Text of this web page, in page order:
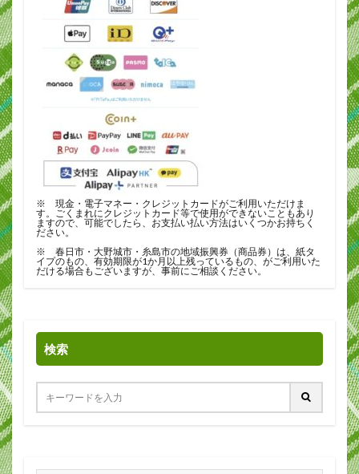
※ 現金・電子マネー・クレジットカードがご利用いただけま
す。ごくまれにクレジットカード等で使用ができないこともあり
ますので、可能でしたら、お支払い払い方法はいくつかお持ちく
ださい。
※ 春日市・大野城市・糸島市の地域振興券（商品券）は、紙タ
イプのもの、有効期限が1か月以上残っているもの、がご利用いた
だける場合もございますが、事前にご相談ください。
検索